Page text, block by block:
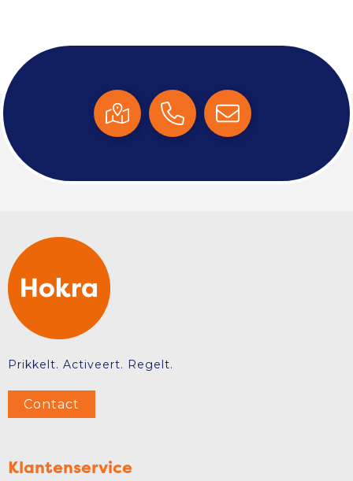
Prikkelt. Activeert. Regelt.
Contact
Klantenservice